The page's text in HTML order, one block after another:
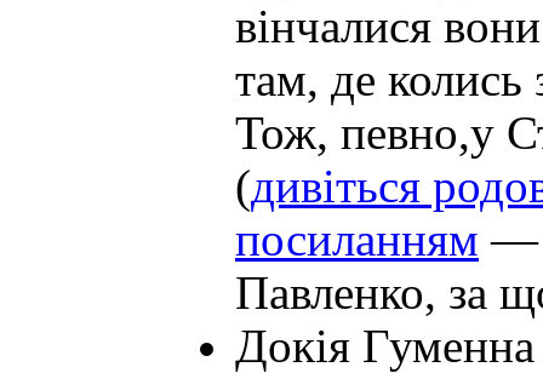
вінчалися
там, де колись
Тож, певно,у
(дивіться
посиланням —
Павленко, за
Докія Гуменна